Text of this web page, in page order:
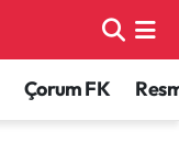
Çorum FK